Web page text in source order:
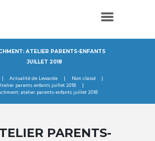
ATELIER PARENTS-ENFANTS
JUILLET 2018
Actualité de Lewarde
Non classé
parents enfants juillet 2018
atelier parents-enfants juillet 2018
PARENTS-